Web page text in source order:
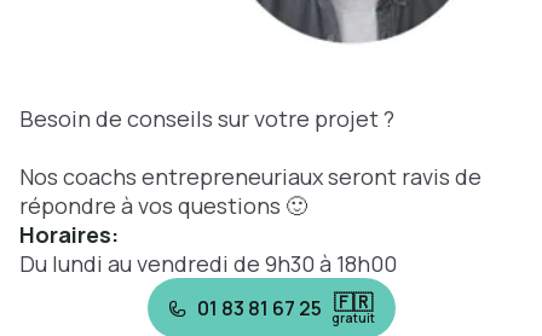
Besoin de conseils sur votre projet ?
Nos coachs entrepreneuriaux seront ravis de
répondre à vos questions 🙂
Horaires:
Du lundi au vendredi de 9h30 à 18h00
01 83 81 67 25 🇫🇷
gratuit